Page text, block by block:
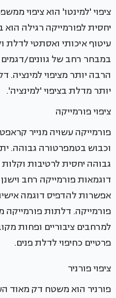
ציפוי 'למינטו' הוא ציפוי
יחסית לפורמייקה רגילה
עיטוף איכותי ואסתטי לדלת
במבחר רחב של גוונים/דגמים
הרבה יותר מציפוי למינציה.
יותר מדלת בציפוי 'למינציה'.
ציפוי פורמייקה
פורמייקה עשויה מנייר
וכבוש בטמפרטורה גבוהה.
גבוהה יחסית לרטיבות
דוגמאות פורמייקה רחב
אפשרות להדפיס דוגמה
פורמייקה. דלתות פורמייקה
למרחבים ציבוריים ופחות
פרטיים כחיפוי לדלת פנים.
ציפוי פורניר
פורניר הוא משטח דק מאוד